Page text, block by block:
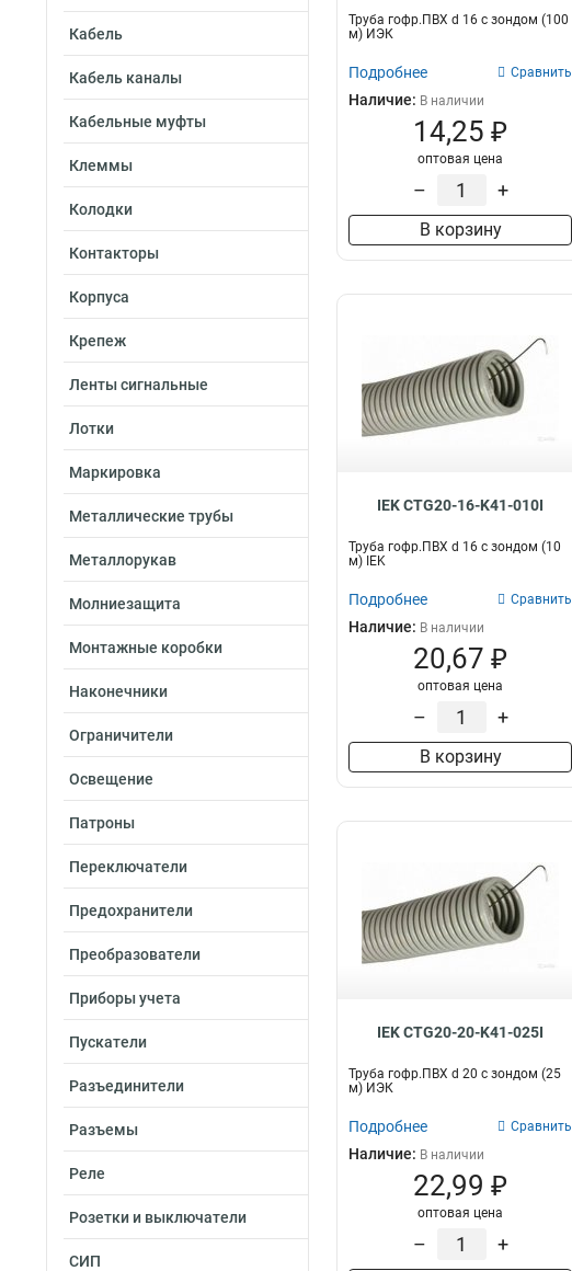
Кабель
Кабель каналы
Кабельные муфты
Клеммы
Колодки
Контакторы
Корпуса
Крепеж
Ленты сигнальные
Лотки
Маркировка
Металлические трубы
Металлорукав
Молниезащита
Монтажные коробки
Наконечники
Ограничители
Освещение
Патроны
Переключатели
Предохранители
Преобразователи
Приборы учета
Пускатели
Разъединители
Разъемы
Реле
Розетки и выключатели
СИП
Труба гофр.ПВХ d 16 с зондом (100
м) ИЭК
Подробнее Сравнить
Наличие: В наличии
14,25 ₽
оптовая цена
– +
В корзину
IEK CTG20-16-K41-010I
Труба гофр.ПВХ d 16 с зондом (10
м) IEK
Подробнее Сравнить
Наличие: В наличии
20,67 ₽
оптовая цена
– +
В корзину
IEK CTG20-20-K41-025I
Труба гофр.ПВХ d 20 с зондом (25
м) ИЭК
Подробнее Сравнить
Наличие: В наличии
22,99 ₽
оптовая цена
– +